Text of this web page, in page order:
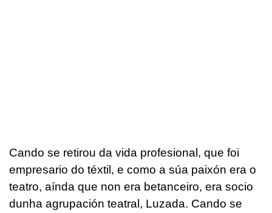
Cando se retirou da vida profesional, que foi
empresario do téxtil, e como a súa paixón era o
teatro, aínda que non era betanceiro, era socio
dunha agrupación teatral, Luzada. Cando se